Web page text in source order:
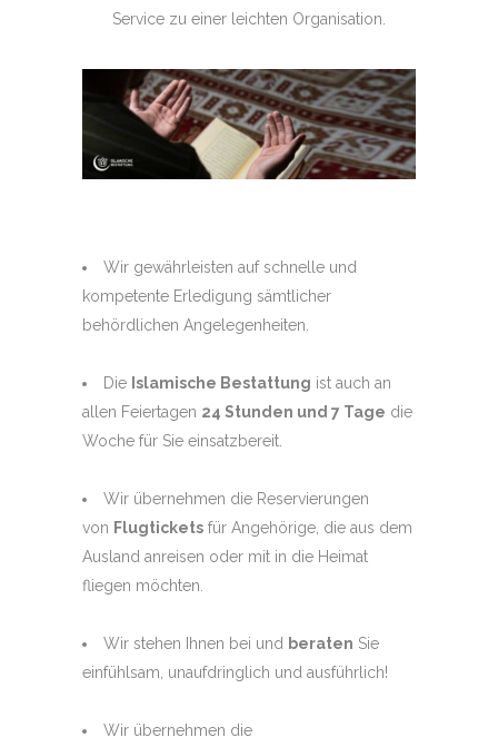
Service zu einer leichten Organisation.
Wir gewährleisten auf schnelle und
kompetente Erledigung sämtlicher
behördlichen Angelegenheiten.
Die Islamische Bestattung ist auch an
allen Feiertagen 24 Stunden und 7 Tage die
Woche für Sie einsatzbereit.
Wir übernehmen die Reservierungen
von Flugtickets für Angehörige, die aus dem
Ausland anreisen oder mit in die Heimat
fliegen möchten.
Wir stehen Ihnen bei und beraten Sie
einfühlsam, unaufdringlich und ausführlich!
Wir übernehmen die